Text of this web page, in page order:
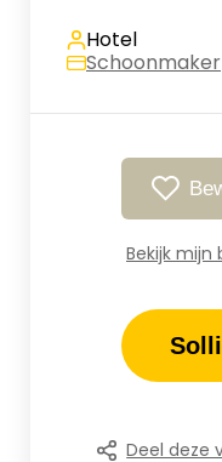
Hotel
Schoonmaker
Bekijk
Deel deze